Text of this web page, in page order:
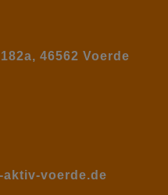
46562 Voerde
voerde.de